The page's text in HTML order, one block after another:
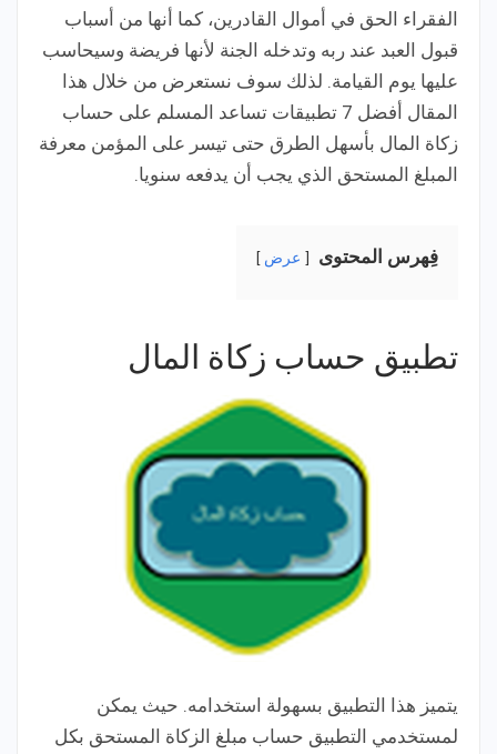
الفقراء الحق في أموال القادرين، كما أنها من أسباب
قبول العبد عند ربه وتدخله الجنة لأنها فريضة وسيحاسب
عليها يوم القيامة. لذلك سوف نستعرض من خلال هذا
المقال أفضل 7 تطبيقات تساعد المسلم على حساب
زكاة المال بأسهل الطرق حتى تيسر على المؤمن معرفة
المبلغ المستحق الذي يجب أن يدفعه سنويا.
فِهرس المحتوى عرض
تطبيق حساب زكاة المال
يتميز هذا التطبيق بسهولة استخدامه. حيث يمكن
لمستخدمي التطبيق حساب مبلغ الزكاة المستحق بكل